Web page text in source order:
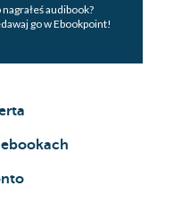
audibook?
go w Ebookpoint!